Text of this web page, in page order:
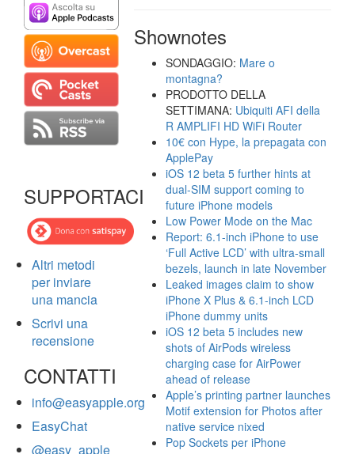
SUPPORTACI
Altri metodi
per inviare
una mancia
Scrivi una
recensione
CONTATTI
info@easyapple.org
EasyChat
@easy_apple
Shownotes
SONDAGGIO: Mare o
montagna?
PRODOTTO DELLA
SETTIMANA: Ubiquiti AFI della
R AMPLIFI HD WiFi Router
10€ con Hype, la prepagata con
ApplePay
iOS 12 beta 5 further hints at
dual-SIM support coming to
future iPhone models
Low Power Mode on the Mac
Report: 6.1-inch iPhone to use
‘Full Active LCD’ with ultra-small
bezels, launch in late November
Leaked images claim to show
iPhone X Plus & 6.1-inch LCD
iPhone dummy units
iOS 12 beta 5 includes new
shots of AirPods wireless
charging case for AirPower
ahead of release
Apple’s printing partner launches
Motif extension for Photos after
native service nixed
Pop Sockets per iPhone